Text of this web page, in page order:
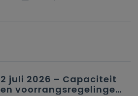
2 juli 2026 – Capaciteit
en voorrangsregelingen